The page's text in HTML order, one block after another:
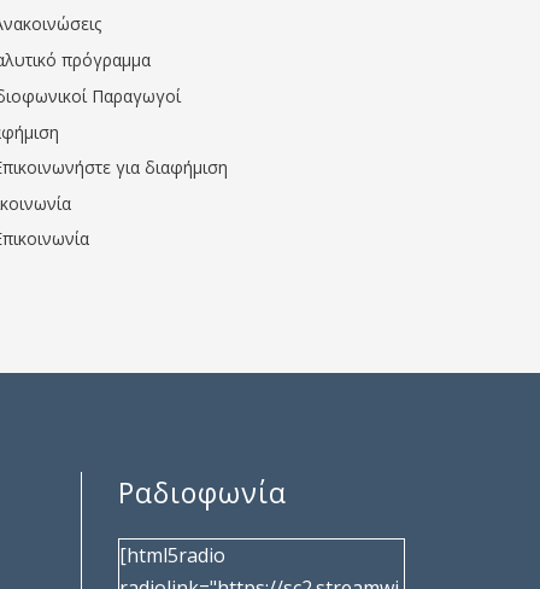
πρόγραμμα
Παραγωγοί
για διαφήμιση
Ραδιοφωνία
[html5radio